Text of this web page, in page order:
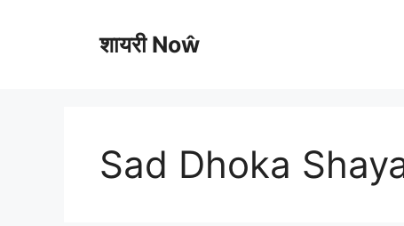
शायरी Noŵ
Sad Dhoka